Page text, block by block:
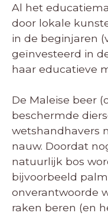
Al het
door lokale
in de beginjaren
geïnvesteerd in
haar educatieve
De Maleise beer
beschermde
wetshandhavers
nauw. Doordat
natuurlijk bos
bijvoorbeeld
onverantwoorde
raken beren (en